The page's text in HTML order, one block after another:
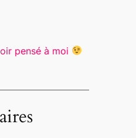
pensé à moi